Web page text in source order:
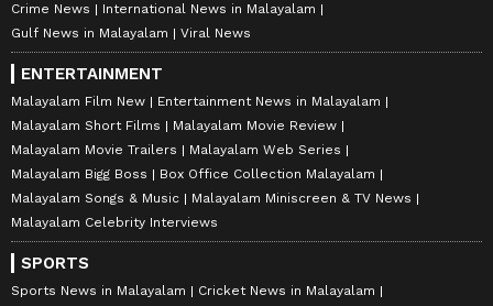
Crime News
International News in Malayalam
Gulf News in Malayalam
Viral News
ENTERTAINMENT
Malayalam Film New
Entertainment News in Malayalam
Malayalam Short Films
Malayalam Movie Review
Malayalam Movie Trailers
Malayalam Web Series
Malayalam Bigg Boss
Box Office Collection Malayalam
Malayalam Songs & Music
Malayalam Miniscreen & TV News
Malayalam Celebrity Interviews
SPORTS
Sports News in Malayalam
Cricket News in Malayalam